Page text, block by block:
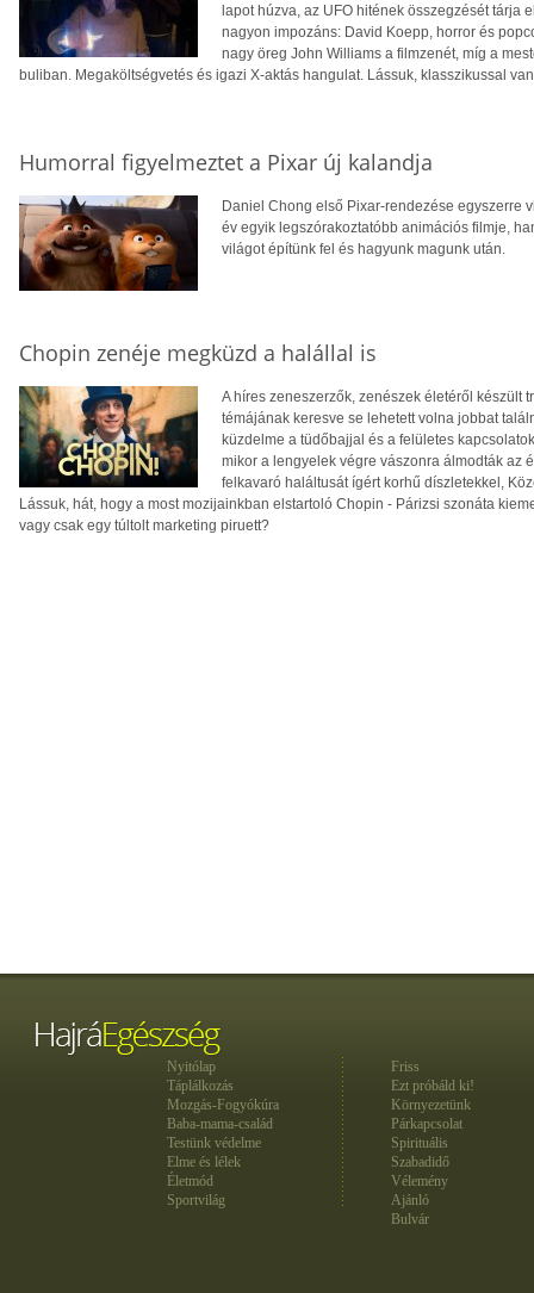
lapot húzva, az UFO hitének összegzését tárja
nagyon impozáns: David Koepp, horror és
nagy öreg John Williams a filmzenét, míg a
buliban. Megaköltségvetés és igazi X-aktás hangulat. Lássuk, klasszikussal
Humorral figyelmeztet a Pixar új kalandja
Daniel Chong első Pixar-rendezése egyszerre
év egyik legszórakoztatóbb animációs filmje,
világot építünk fel és hagyunk magunk után.
Chopin zenéje megküzd a halállal is
A híres zeneszerzők, zenészek életéről készült
témájának keresve se lehetett volna jobbat
küzdelme a tüdőbajjal és a felületes
mikor a lengyelek végre vászonra álmodták az
felkavaró haláltusát ígért korhű díszletekkel,
Lássuk, hát, hogy a most mozijainkban elstartoló Chopin - Párizsi szonáta
vagy csak egy túltolt marketing piruett?
Nyitólap
Táplálkozás
Mozgás-Fogyókúra
Baba-mama-család
Testünk védelme
Elme és lélek
Életmód
Sportvilág
Friss
Ezt próbáld ki!
Környezetünk
Párkapcsolat
Spirituális
Szabadidő
Vélemény
Ajánló
Bulvár